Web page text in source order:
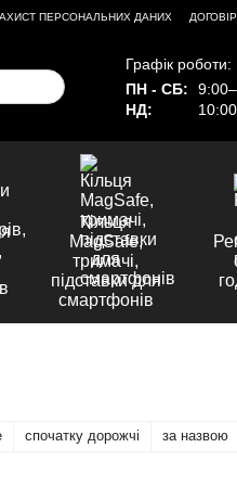
ПЕРСОНАЛЬНИХ ДАНИХ
Графік роботи:
ПН - СБ:
НД:
Кільця
MagSafe,
тримачі,
підставки для
смартфонів
спочатку дорожчі за назвою